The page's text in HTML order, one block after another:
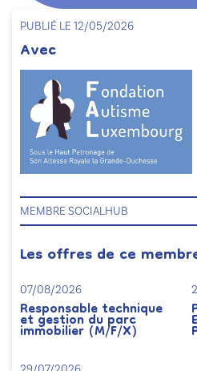
PUBLIÉ LE 12/05/2026
Avec
MEMBRE SOCIALHUB
Les offres de ce
07/08/2026
Responsable technique
et gestion du parc
immobilier (M/F/X)